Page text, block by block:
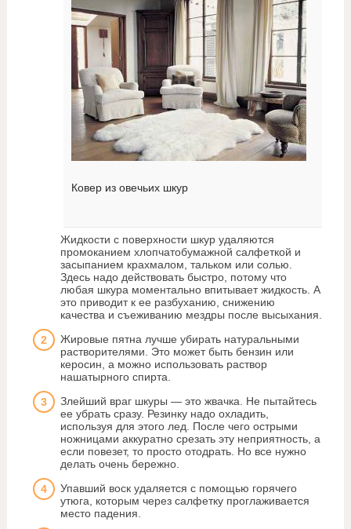
Ковер из овечьих шкур
Жидкости с поверхности шкур удаляются
промоканием хлопчатобумажной салфеткой и
засыпанием крахмалом, тальком или солью.
Здесь надо действовать быстро, потому что
любая шкура моментально впитывает жидкость. А
это приводит к ее разбуханию, снижению
качества и съеживанию мездры после высыхания.
Жировые пятна лучше убирать натуральными
растворителями. Это может быть бензин или
керосин, а можно использовать раствор
нашатырного спирта.
Злейший враг шкуры — это жвачка. Не пытайтесь
ее убрать сразу. Резинку надо охладить,
используя для этого лед. После чего острыми
ножницами аккуратно срезать эту неприятность, а
если повезет, то просто отодрать. Но все нужно
делать очень бережно.
Упавший воск удаляется с помощью горячего
утюга, которым через салфетку проглаживается
место падения.